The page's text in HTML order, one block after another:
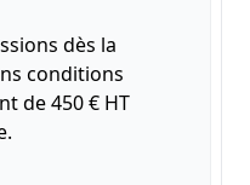
dès la
conditions
de 450 € HT